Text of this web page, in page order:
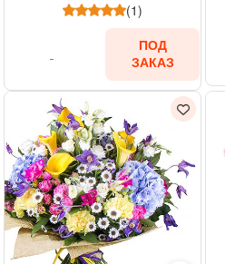
(1)
ПОД
ЗАКАЗ